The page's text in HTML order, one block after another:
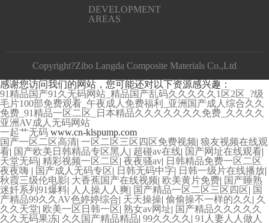
DEVELOPMENT
AREAS
Copyright?Zibo Langda Composite Materials Co.,Ltd
感谢您访问我们的网站，您可能还对以下资源感兴趣：
91精品国产91久无码网站_精品国产乱码久久久久久1区2区_?级
毛片100部免费观看_午夜成人免费福利_亚洲国产成人综合久久
免费_91精品一区二区_日本精品久久久久久久久免费_久久久久
亚洲AV成人无码网站
一起艹无码 www.cn-klspump.com
国产一区二区高清| 一区二区三区四区免费视频| 狼友视频在线观
看| 国产欧美日韩精品专区黑人 | 超碰av在线| 国产网址在线观看|
天堂无码| 精彩视频一区二区| 夜夜骚av| 日韩精品免费一区二区
夜夜嗨 | 国产成人无码专区| 日韩无码中字| 日韩一级片在线播放|
秋霞三级伦电影| 大香蕉国产在线视频| 欧美黄片免费| 国产睡熟
迷奷系列91爆料| 人人操人人爽| 国产精品一区二区三区四区| 国
产精品99久久AV色婷婷综合| 天天操操| 偷偷操不一样的久久 | 久
久久天堂| 欧美一区日韩一区| 熟女av网址| 国产精品久久久久久
久久无码果冻| 久久国产精品精品| 99久久久久 | 91人妻人人做人